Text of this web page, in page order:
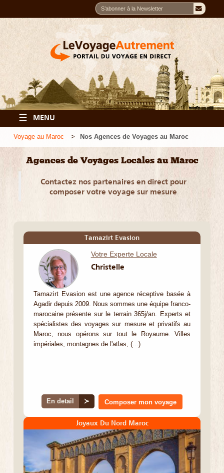
☰ MENU
Voyage au Maroc Nos Agences de Voyages au Maroc
Agences de Voyages Locales au Maroc
Contactez nos partenaires en direct pour
composer votre voyage sur mesure
Tamazirt Evasion
Votre Experte Locale
Christelle
Tamazirt Evasion est une agence réceptive basée à
Agadir depuis 2009. Nous sommes une équipe franco-
marocaine présente sur le terrain 365j/an. Experts et
spécialistes des voyages sur mesure et privatifs au
Maroc, nous opérons sur tout le Royaume. Villes
impériales, montagnes de l'atlas, (...)
En detail ≻ Composer mon voyage
Joyaux Du Nord Maroc